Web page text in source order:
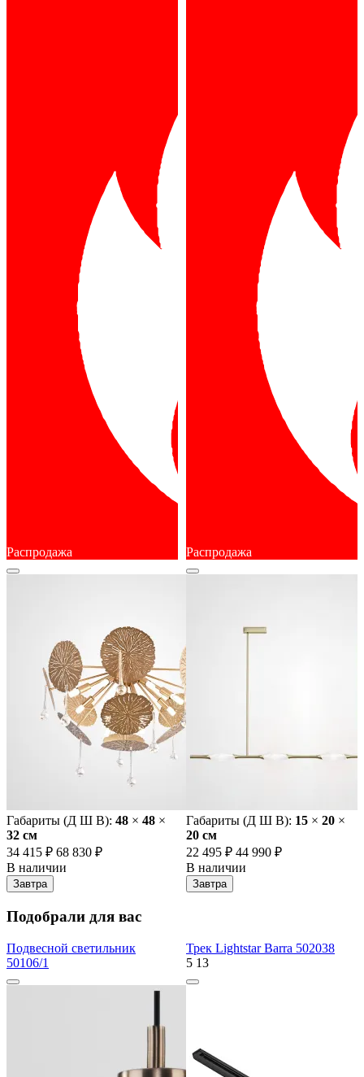
Распродажа
Габариты (Д Ш В): 48 × 48 ×
32 cм
34 415 ₽ 68 830 ₽
В наличии
Завтра
Распродажа
Габариты (Д Ш В): 15 × 20 ×
20 cм
22 495 ₽ 44 990 ₽
В наличии
Завтра
Подобрали для вас
Подвесной светильник
50106/1
Трек Lightstar Barra 502038
5 13